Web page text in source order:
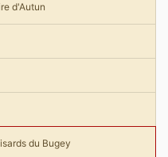
d'Autun
du Bugey